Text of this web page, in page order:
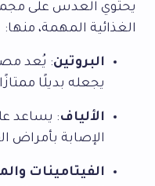
يحتوي العدس على
الغذائية المهمة، منها:
البروتين: يُعد
يجعله بديلًا
الألياف: يساعد
الإصابة بأمراض
الفيتامينات